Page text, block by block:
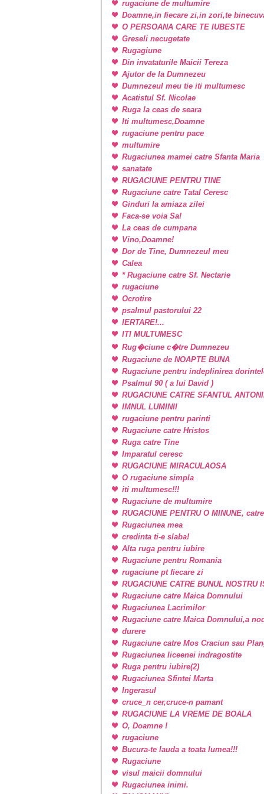
rugaciune de multumire
Doamne,in fiecare zi,in zori,te
O PERSOANA CARE TE IUBESTE
Greseli necugetate
Rugagiune
Din invataturile Maicii Tereza
Ajutor de la Dumnezeu
Dumnezeul meu tie iti multumesc
Acatistul Sf. Nicolae
Ruga la ceas de seara
Iti multumesc,Doamne
rugaciune pentru pace
multumire
Rugaciunea mamei catre Sfanta Maria
sanatate
RUGACIUNE PENTRU TINE
Rugaciune catre Tatal Ceresc
Ginduri la amiaza zilei
Faca-se voia Sa!
La ceas de cumpana
Vino,Doamne!
Dor de Tine, Dumnezeul meu
Calea
* Rugaciune catre Sf. Nectarie
rugaciune
Ocrotire
psalmul pastorului 22
IERTARE!...
ITI MULTUMESC
Rug�ciune c�tre Dumnezeu
Rugaciune de NOAPTE BUNA
Rugaciune pentru indeplinirea
Psalmul 90 ( a lui David )
RUGACIUNE CATRE SFANTUL
IMNUL LUMINII
rugaciune pentru parinti
Rugaciune catre Hristos
Ruga catre Tine
Imparatul ceresc
RUGACIUNE MIRACULAOSA
O rugaciune simpla
iti multumesc!!!
Rugaciune de multumire
RUGACIUNE PENTRU O MINUNE,
Rugaciunea mea
credinta ti-e slaba!
Alta ruga pentru iubire
Rugaciune pentru Romania
rugaciune pt fiecare zi
RUGACIUNE CATRE BUNUL NOSTRU
Rugaciune catre Maica Domnului
Rugaciunea Lacrimilor
Rugaciune catre Maica Domnului,a
durere
Rugaciune catre Mos Craciun sau
Rugaciunea liceenei indragostite
Ruga pentru iubire(2)
Rugaciunea Sfintei Marta
Ingerasul
cruce_n cer,cruce-n pamant
RUGACIUNE LA VREME DE BOALA
O, Doamne !
rugaciune
Bucura-te lauda a toata lumea!!!
Rugaciune
visul maicii domnului
Rugaciunea inimi.